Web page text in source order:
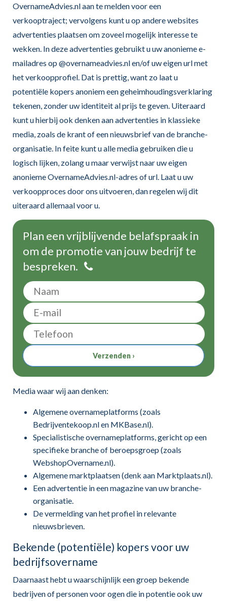
OvernameAdvies.nl aan te melden voor een
verkooptraject; vervolgens kunt u op andere websites
advertenties plaatsen om zoveel mogelijk interesse te
wekken. In deze advertenties gebruikt u uw anonieme e-
mailadres op @overnameadvies.nl en/of uw eigen url met
het verkoopprofiel. Dat is prettig, want zo laat u
potentiële kopers anoniem een geheimhoudingsverklaring
tekenen, zonder uw identiteit al prijs te geven. Uiteraard
kunt u hierbij ook denken aan advertenties in klassieke
media, zoals de krant of een nieuwsbrief van de branche-
organisatie. In feite kunt u alle media gebruiken die u
logisch lijken, zolang u maar verwijst naar uw eigen
anonieme OvernameAdvies.nl-adres of url. Laat u uw
verkoopproces door ons uitvoeren, dan regelen wij dit
uiteraard allemaal voor u.
Plan een vrijblijvende belafspraak in
om de promotie van jouw bedrijf te
bespreken.
Verzenden ›
Media waar wij aan denken:
Algemene overnameplatforms (zoals
Bedrijventekoop.nl en MKBase.nl).
Specialistische overnameplatforms, gericht op een
specifieke branche of beroepsgroep (zoals
WebshopOvername.nl).
Algemene marktplaatsen (denk aan Marktplaats.nl).
Een advertentie in een magazine van uw branche-
organisatie.
De vermelding van het profiel in relevante
nieuwsbrieven.
Bekende (potentiële) kopers voor uw
bedrijfsovername
Daarnaast hebt u waarschijnlijk een groep bekende
bedrijven of personen voor ogen die in potentie ook uw